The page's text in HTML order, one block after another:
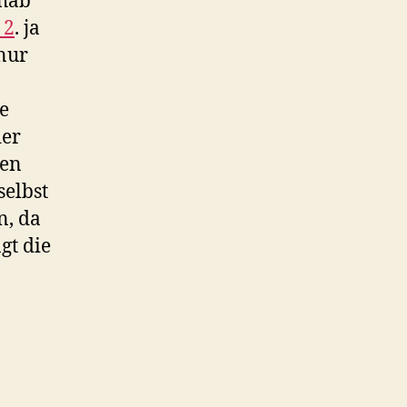
. ja
da
die